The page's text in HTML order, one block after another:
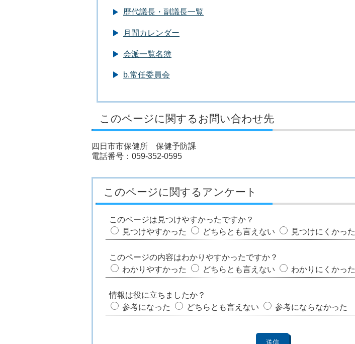
歴代議長・副議長一覧
月間カレンダー
会派一覧名簿
b.常任委員会
このページに関するお問い合わせ先
四日市市保健所 保健予防課
電話番号：059-352-0595
このページに関するアンケート
このページは見つけやすかったですか？
見つけやすかった
どちらとも言えない 見つけにくかった
このページの内容はわかりやすかったですか？
わかりやすかった
どちらとも言えない わかりにくかった
情報は役に立ちましたか？
参考になった
どちらとも言えない 参考にならなかった